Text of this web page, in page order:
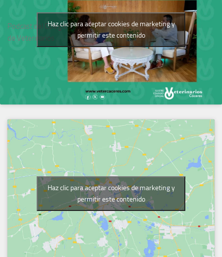
Podcast del Colegio
de Veterinarios
Haz clic para aceptar cookies de marketing y
permitir este contenido
Haz clic para aceptar cookies de marketing y
permitir este contenido